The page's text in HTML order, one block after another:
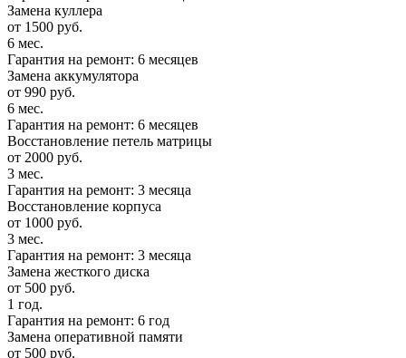
Замена куллера
от 1500 руб.
6 мес.
Гарантия на ремонт: 6 месяцев
Замена аккумулятора
от 990 руб.
6 мес.
Гарантия на ремонт: 6 месяцев
Восстановление петель матрицы
от 2000 руб.
3 мес.
Гарантия на ремонт: 3 месяца
Восстановление корпуса
от 1000 руб.
3 мес.
Гарантия на ремонт: 3 месяца
Замена жесткого диска
от 500 руб.
1 год.
Гарантия на ремонт: 6 год
Замена оперативной памяти
от 500 руб.